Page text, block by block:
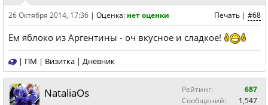
Печать | #68
26 Октября 2014, 17:36 | Оценка: нет оценки
Ем яблоко из Аргентины - оч вкусное и сладкое!
| ПМ | Визитка | Дневник
NataliaOs Рейтинг:
687
Сообщений:
1,547